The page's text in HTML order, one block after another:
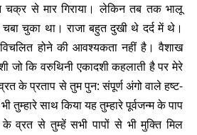
से मार गिराया। लेकिन तब तक भालू
चुका था। राजा बहुत दुखी थे दर्द में थे।
होने की आवश्यकता नहीं है। वैशाख
जो कि वरुथिनी एकादशी कहलाती है पर मेरे
के प्रताप से तुम पुन: संपूर्ण अंगो वाले हष्ट-
तुम्हारे साथ किया यह तुम्हारे पूर्वजन्म के पाप
व्रत से तुम्हें सभी पापों से भी मुक्ति मिल